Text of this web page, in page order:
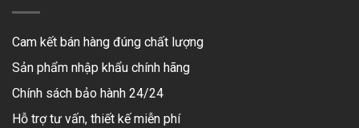
Cam kết bán hàng đúng chất lượng
Sản phẩm nhập khẩu chính hãng
Chính sách bảo hành 24/24
Hỗ trợ tư vấn, thiết kế miễn phí